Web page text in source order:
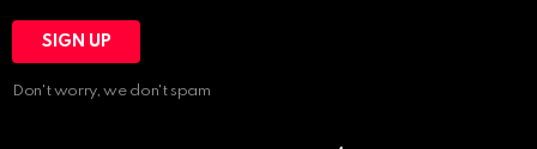
Don't worry, we don't spam